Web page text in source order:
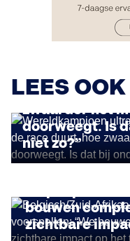
LEES
Sabbe: “Hoe
zwaarder het
doorweegt. Is
niet zo?”
IMPACT ONDERNEMEN
bouwen
zichtbare
STORIES